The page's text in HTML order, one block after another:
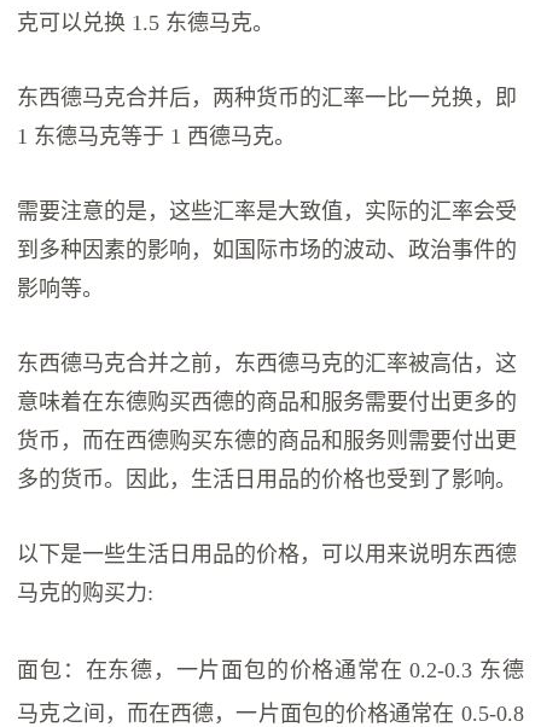
克可以兑换 1.5 东德马克。
东西德马克合并后，两种货币的汇率一比一兑换，即
1 东德马克等于 1 西德马克。
需要注意的是，这些汇率是大致值，实际的汇率会受
到多种因素的影响，如国际市场的波动、政治事件的
影响等。
东西德马克合并之前，东西德马克的汇率被高估，这
意味着在东德购买西德的商品和服务需要付出更多的
货币，而在西德购买东德的商品和服务则需要付出更
多的货币。因此，生活日用品的价格也受到了影响。
以下是一些生活日用品的价格，可以用来说明东西德
马克的购买力:
面包：在东德，一片面包的价格通常在 0.2-0.3 东德
马克之间，而在西德，一片面包的价格通常在 0.5-0.8